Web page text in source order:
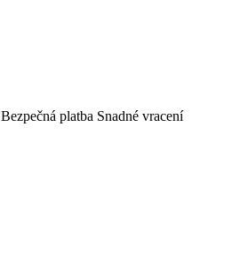
Bezpečná platba Snadné vracení